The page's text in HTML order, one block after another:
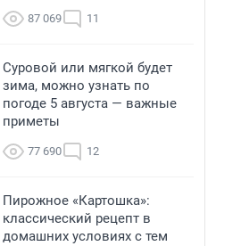
87 069 11
Суровой или мягкой будет
зима, можно узнать по
погоде 5 августа — важные
приметы
77 690 12
Пирожное «Картошка»:
классический рецепт в
домашних условиях с тем